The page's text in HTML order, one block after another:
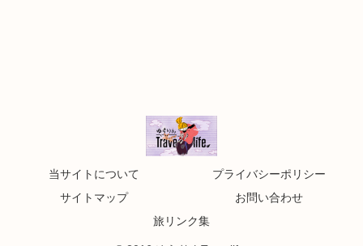
当サイトについて
プライバシーポリシー
サイトマップ
お問い合わせ
旅リンク集